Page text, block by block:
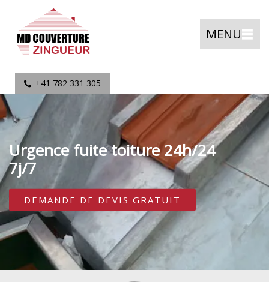
MENU
+41 782 331 305
Urgence fuite toiture 24h/24
7j/7
DEMANDE DE DEVIS GRATUIT